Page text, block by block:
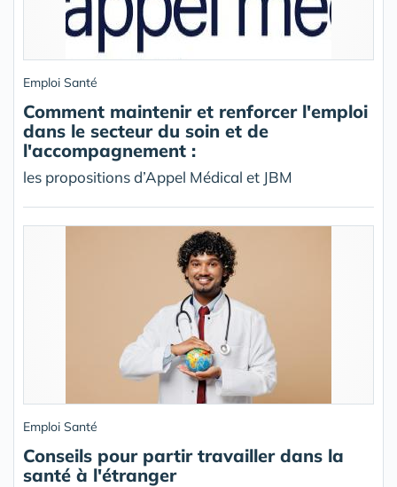
Emploi Santé
Comment maintenir et renforcer l'emploi
dans le secteur du soin et de
l'accompagnement :
les propositions d’Appel Médical et JBM
Emploi Santé
Conseils pour partir travailler dans la
santé à l'étranger